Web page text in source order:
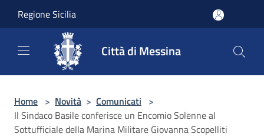
Regione Sicilia
Città di Messina
Home > Novità > Comunicati >
Il Sindaco Basile conferisce un Encomio Solenne al
Sottufficiale della Marina Militare Giovanna Scopelliti